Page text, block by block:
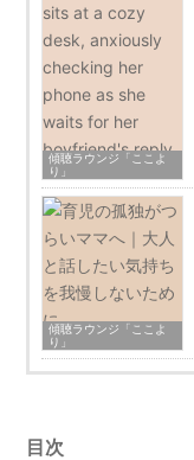
傾聴ラウンジ「ここよ
り」
傾聴ラウンジ「ここよ
り」
目次